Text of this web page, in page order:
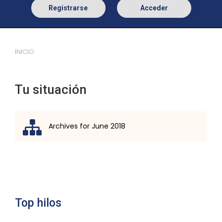
Registrarse Acceder
INICIO
Tu situación
Archives for June 2018
Top hilos